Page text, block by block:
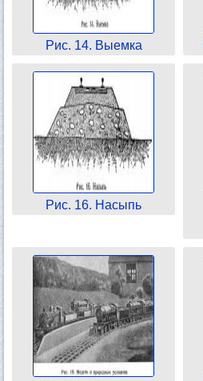
Рис. 14. Выемка
Рис. 16. Насыпь